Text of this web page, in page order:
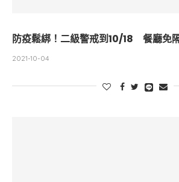
防疫鬆綁！二級警戒到10/18 餐廳免
2021-10-04